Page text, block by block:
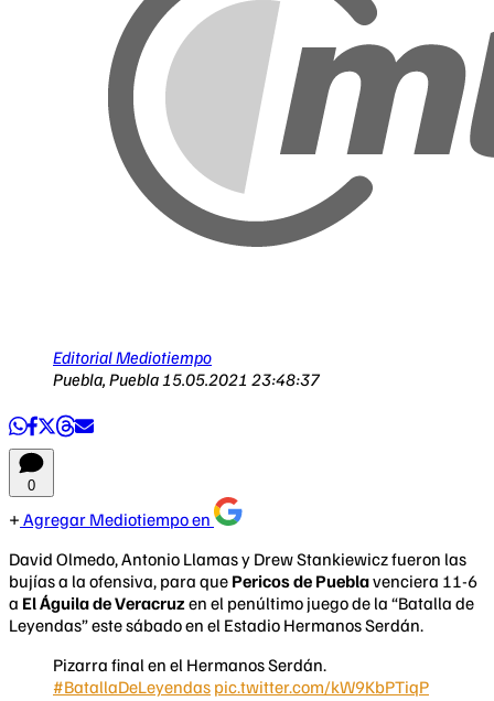
Editorial Mediotiempo
Puebla, Puebla 15.05.2021 23:48:37
0
Agregar Mediotiempo en
David Olmedo, Antonio Llamas y Drew Stankiewicz fueron las
bujías a la ofensiva, para que Pericos de Pueblavenciera 11-6
a El Águila de Veracruz en el penúltimo juego de la “Batalla de
Leyendas” este sábado en el Estadio Hermanos Serdán.
Pizarra final en el Hermanos Serdán.
#BatallaDeLeyendas pic.twitter.com/kW9KbPTiqP